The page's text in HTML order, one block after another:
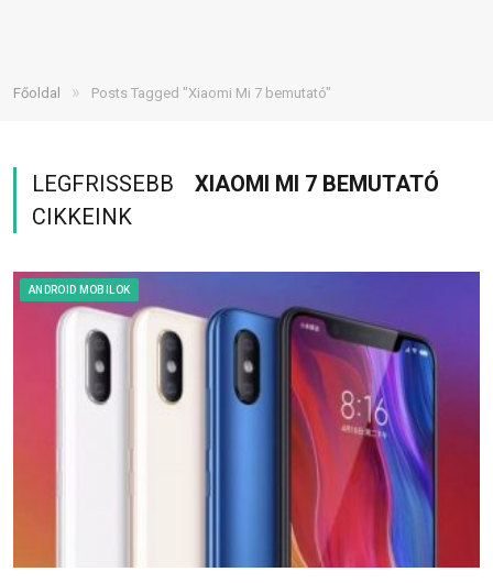
Főoldal » Posts Tagged "Xiaomi Mi 7 bemutató"
LEGFRISSEBB
XIAOMI MI 7 BEMUTATÓ
CIKKEINK
ANDROID MOBILOK